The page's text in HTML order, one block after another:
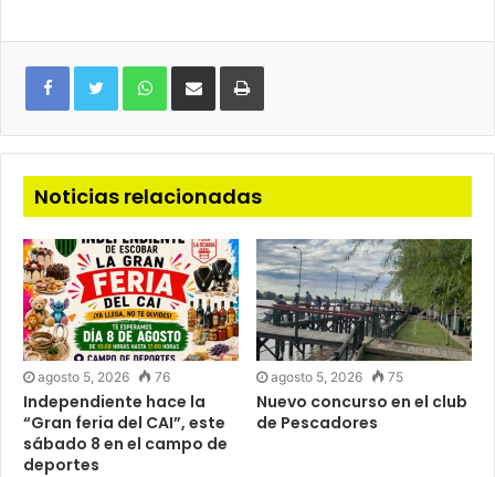
WhatsAppCompartirImprimir
Noticias relacionadas
agosto 5, 2026 76
Independiente hace la
“Gran feria del CAI”, este
sábado 8 en el campo de
deportes
agosto 5, 2026 75
Nuevo concurso en el club
de Pescadores